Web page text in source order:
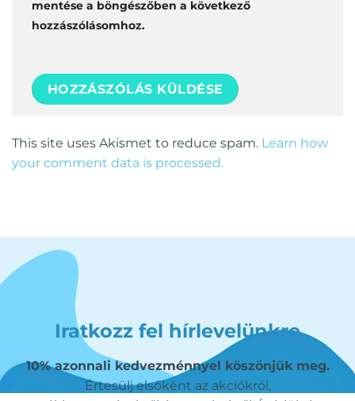
mentése a böngészőben a következő
hozzászólásomhoz.
This site uses Akismet to reduce spam. Learn how
your comment data is processed.
Iratkozz fel hírlevelünkre
10% azonnali kedvezménnyel köszönjük meg.
Értesülj elsőként az akciókról,